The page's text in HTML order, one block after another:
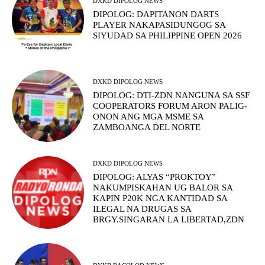
DIPOLOG: DAPITANON DARTS
PLAYER NAKAPASIDUNGOG SA
SIYUDAD SA PHILIPPINE OPEN 2026
DXKD DIPOLOG NEWS
DIPOLOG: DTI-ZDN NANGUNA SA SSF
COOPERATORS FORUM ARON PALIG-
ONON ANG MGA MSME SA
ZAMBOANGA DEL NORTE
DXKD DIPOLOG NEWS
DIPOLOG: ALYAS “PROKTOY”
NAKUMPISKAHAN UG BALOR SA
KAPIN P20K NGA KANTIDAD SA
ILEGAL NA DRUGAS SA
BRGY.SINGARAN LA LIBERTAD,ZDN